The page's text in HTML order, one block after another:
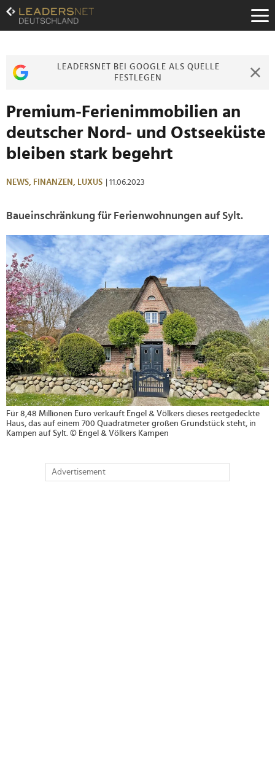
Zum
Inhalt
Zur
Zur
LEADERSNET BEI GOOGLE ALS QUELLE
FESTLEGEN
Premium-Ferienimmobilien an
deutscher Nord- und Ostseeküste
bleiben stark begehrt
NEWS, FINANZEN, LUXUS | 11.06.2023
Baueinschränkung für Ferienwohnungen auf Sylt.
>
Für 8,48 Millionen Euro verkauft Engel & Völkers dieses reetgedeckte
Haus, das auf einem 700 Quadratmeter großen Grundstück steht, in
Kampen auf Sylt. © Engel & Völkers Kampen
Advertisement